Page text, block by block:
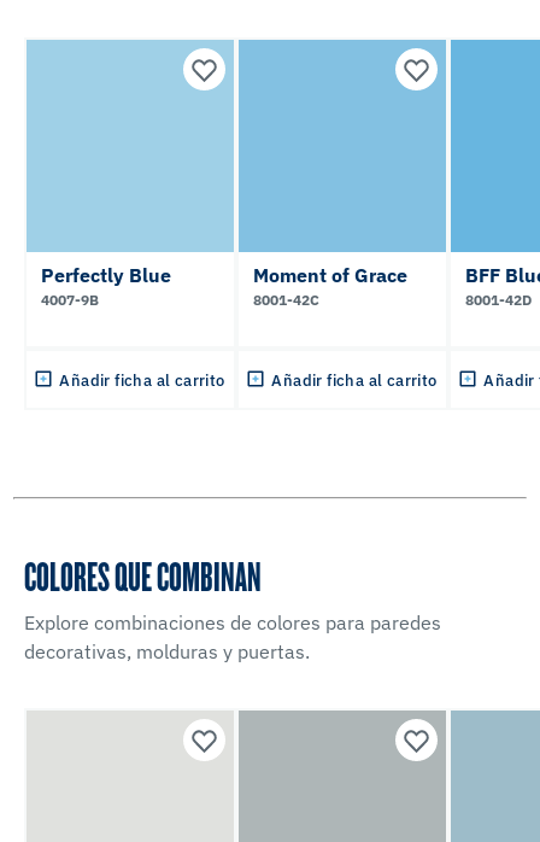
Perfectly Blue
4007-9B
Añadir ficha al carrito
Moment of Grace
8001-42C
Añadir ficha al carrito
BFF
8001-42D
Añadir
COLORES QUE COMBINAN
Explore combinaciones de colores para paredes
decorativas, molduras y puertas.